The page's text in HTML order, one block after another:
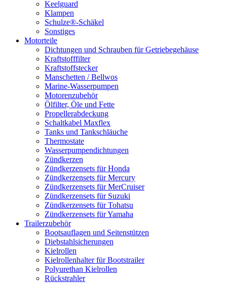
Keelguard
Klampen
Schulze®-Schäkel
Sonstiges
Motorteile
Dichtungen und Schrauben für Getriebegehäuse
Kraftstofffilter
Kraftstoffstecker
Manschetten / Bellwos
Marine-Wasserpumpen
Motorenzubehör
Ölfilter, Öle und Fette
Propellerabdeckung
Schaltkabel Maxflex
Tanks und Tankschläuche
Thermostate
Wasserpumpendichtungen
Zündkerzen
Zündkerzensets für Honda
Zündkerzensets für Mercury
Zündkerzensets für MerCruiser
Zündkerzensets für Suzuki
Zündkerzensets für Tohatsu
Zündkerzensets für Yamaha
Trailerzubehör
Bootsauflagen und Seitenstützen
Diebstahlsicherungen
Kielrollen
Kielrollenhalter für Bootstrailer
Polyurethan Kielrollen
Rückstrahler